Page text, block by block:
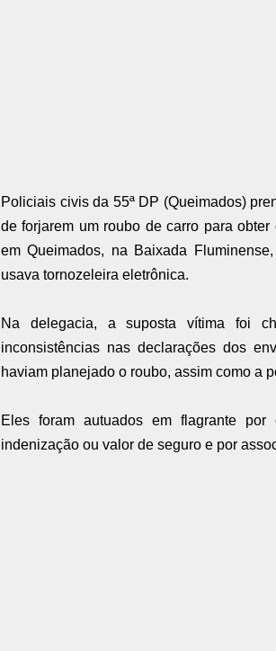
Policiais civis da 55ª DP (Queimados)
de forjarem um roubo de carro para
em Queimados, na Baixada
usava tornozeleira eletrônica.
Na delegacia, a suposta vítima foi
inconsistências nas declarações dos
haviam planejado o roubo, assim como a
Eles foram autuados em flagrante
indenização ou valor de seguro e por